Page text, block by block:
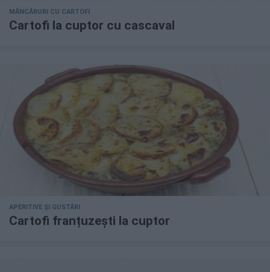
MÂNCĂRURI CU CARTOFI
Cartofi la cuptor cu cascaval
APERITIVE ȘI GUSTĂRI
Cartofi franțuzești la cuptor